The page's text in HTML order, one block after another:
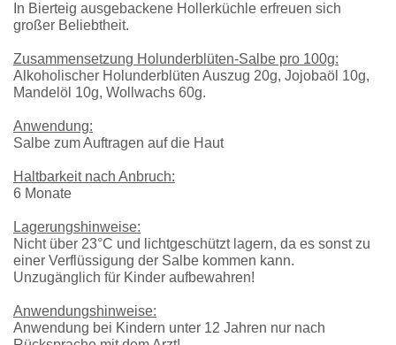
In Bierteig ausgebackene Hollerküchle erfreuen sich
großer Beliebtheit.
Zusammensetzung Holunderblüten-Salbe pro 100g:
Alkoholischer Holunderblüten Auszug 20g, Jojobaöl 10g,
Mandelöl 10g, Wollwachs 60g.
Anwendung:
Salbe zum Auftragen auf die Haut
Haltbarkeit nach Anbruch:
6 Monate
Lagerungshinweise:
Nicht über 23°C und lichtgeschützt lagern, da es sonst zu
einer Verflüssigung der Salbe kommen kann.
Unzugänglich für Kinder aufbewahren!
Anwendungshinweise:
Anwendung bei Kindern unter 12 Jahren nur nach